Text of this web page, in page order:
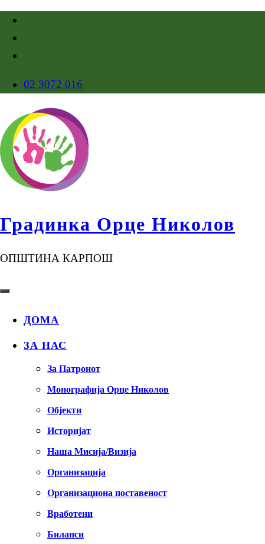
02 3072 016
Градинка Орце Николов
ОПШТИНА КАРПОШ
ДОМА
ЗА НАС
За Патронот
Монографија Орце Николов
Објекти
Историјат
Наша Мисија/Визија
Организација
Организациона поставеност
Вработени
Биланси